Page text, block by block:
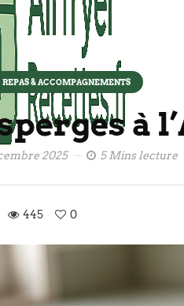
REPAS & ACCOMPAGNEMENTS
à
2025 5 Mins lecture
445 0